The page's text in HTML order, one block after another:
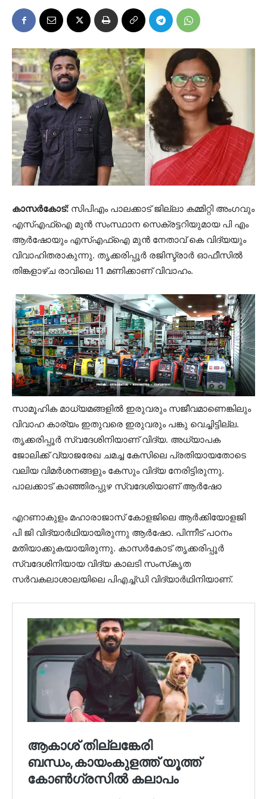
കാസര്‍കോട്: സിപിഎം പാലക്കാട് ജില്ലാ കമ്മിറ്റി അംഗവും
എസ്എഫ്‌ഐ മുന്‍ സംസ്ഥാന സെക്രട്ടറിയുമായ പി എം
ആര്‍ഷോയും എസ്എഫ്‌ഐ മുന്‍ നേതാവ് കെ വിദ്യയും
വിവാഹിതരാകുന്നു. തൃക്കരിപ്പൂര്‍ രജിസ്ട്രാര്‍ ഓഫീസില്‍
തിങ്കളാഴ്ച രാവിലെ 11 മണിക്കാണ് വിവാഹം.
സാമൂഹിക മാധ്യമങ്ങളില്‍ ഇരുവരും സജീവമാണെങ്കിലും
വിവാഹ കാര്യം ഇതുവരെ ഇരുവരും പങ്കു വെച്ചിട്ടില്ല.
തൃക്കരിപ്പൂര്‍ സ്വദേശിനിയാണ് വിദ്യ. അധ്യാപക
ജോലിക്ക് വ്യാജരേഖ ചമച്ച കേസിലെ പ്രതിയായതോടെ
വലിയ വിമര്‍ശനങ്ങളും കേസും വിദ്യ നേരിട്ടിരുന്നു.
പാലക്കാട് കാഞ്ഞിരപ്പുഴ സ്വദേശിയാണ് ആര്‍ഷോ
എറണാകുളം മഹാരാജാസ് കോളജിലെ ആര്‍ക്കിയോളജി
പി ജി വിദ്യാര്‍ഥിയായിരുന്നു ആര്‍ഷോ. പിന്നീട് പഠനം
മതിയാക്കുകയായിരുന്നു. കാസര്‍കോട് തൃക്കരിപ്പൂര്‍
സ്വദേശിനിയായ വിദ്യ കാലടി സംസ്‌കൃത
സര്‍വകലാശാലയിലെ പിഎച്ച്ഡി വിദ്യാര്‍ഥിനിയാണ്.